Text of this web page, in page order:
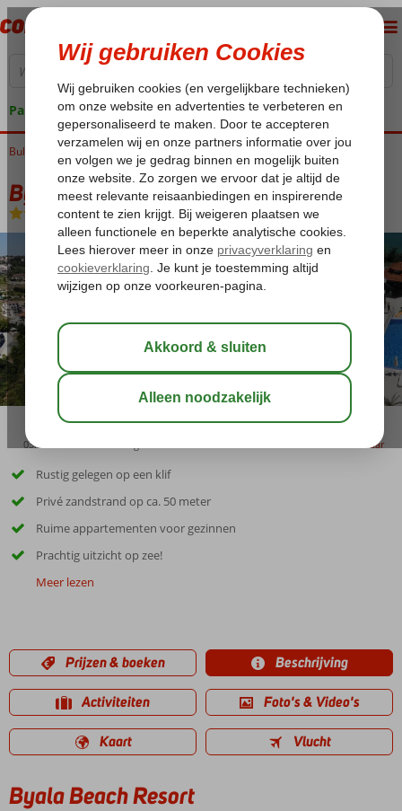
Pakketgarantie
Home
Bulgarije Zwarte Zee Byala Byala Beach Resort
Byala Beach Resort
All Inclusive-Appartement
03:00 bewaar
Rustig gelegen op een klif
Privé zandstrand op ca. 50 meter
Ruime appartementen voor gezinnen
Prachtig uitzicht op zee!
Meer lezen
Prijzen & boeken Beschrijving
Activiteiten Foto's & Video's
Kaart Vlucht
Byala Beach Resort